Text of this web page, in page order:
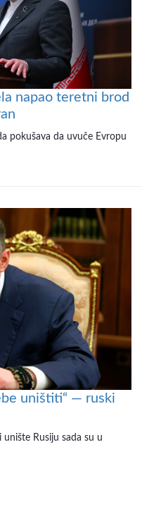
napao teretni brod
pokušava da uvuče Evropu
uništiti“ — ruski
Rusiju sada su u